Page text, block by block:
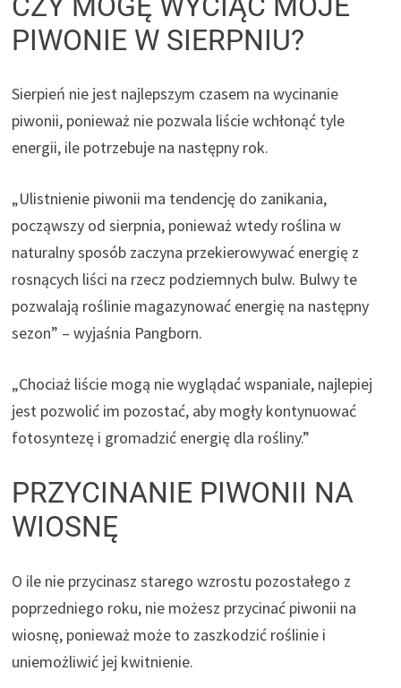
e
PIWONIE W SIERPNIU?
Sierpień nie jest najlepszym czasem na wycinanie
piwonii, ponieważ nie pozwala liście wchłonąć tyle
energii, ile potrzebuje na następny rok.
„Ulistnienie piwonii ma tendencję do zanikania,
począwszy od sierpnia, ponieważ wtedy roślina w
naturalny sposób zaczyna przekierowywać energię z
rosnących liści na rzecz podziemnych bulw. Bulwy te
pozwalają roślinie magazynować energię na następny
sezon” – wyjaśnia Pangborn.
„Chociaż liście mogą nie wyglądać wspaniale, najlepiej
jest pozwolić im pozostać, aby mogły kontynuować
fotosyntezę i gromadzić energię dla rośliny.”
PRZYCINANIE PIWONII NA
WIOSNĘ
O ile nie przycinasz starego wzrostu pozostałego z
poprzedniego roku, nie możesz przycinać piwonii na
wiosnę, ponieważ może to zaszkodzić roślinie i
uniemożliwić jej kwitnienie.